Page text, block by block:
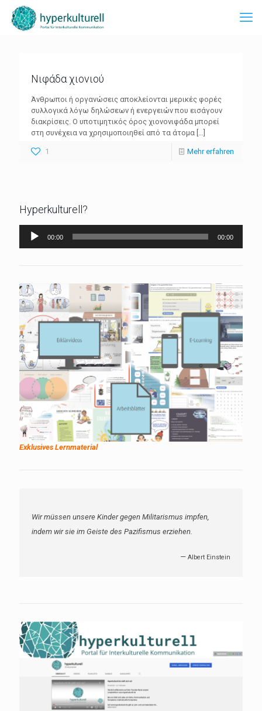
Νιφάδα χιονιού
Άνθρωποι ή οργανώσεις αποκλείονται μερικές φορές
συλλογικά λόγω δηλώσεων ή ενεργειών που εισάγουν
διακρίσεις. Ο υποτιμητικός όρος χιονονιφάδα μπορεί
στη συνέχεια να χρησιμοποιηθεί από τα άτομα […]
1 Mehr erfahren
Hyperkulturell?
Audio-
Player
00:00 00:00
Exklusives Lernmaterial
Wir müssen unsere Kinder gegen Militarismus impfen,
indem wir sie im Geiste des Pazifismus erziehen.
—Albert Einstein